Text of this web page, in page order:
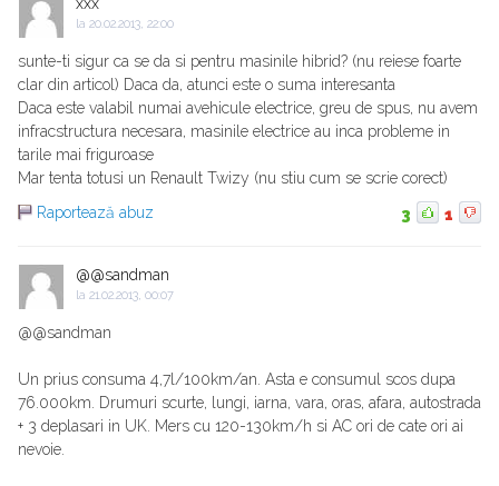
xxx
la 20.02.2013, 22:00
sunte-ti sigur ca se da si pentru masinile hibrid? (nu reiese foarte
clar din articol) Daca da, atunci este o suma interesanta
Daca este valabil numai avehicule electrice, greu de spus, nu avem
infracstructura necesara, masinile electrice au inca probleme in
tarile mai friguroase
Mar tenta totusi un Renault Twizy (nu stiu cum se scrie corect)
Raportează abuz
3 1
@@sandman
la 21.02.2013, 00:07
@@sandman
Un prius consuma 4,7l/100km/an. Asta e consumul scos dupa
76.000km. Drumuri scurte, lungi, iarna, vara, oras, afara, autostrada
+ 3 deplasari in UK. Mers cu 120-130km/h si AC ori de cate ori ai
nevoie.